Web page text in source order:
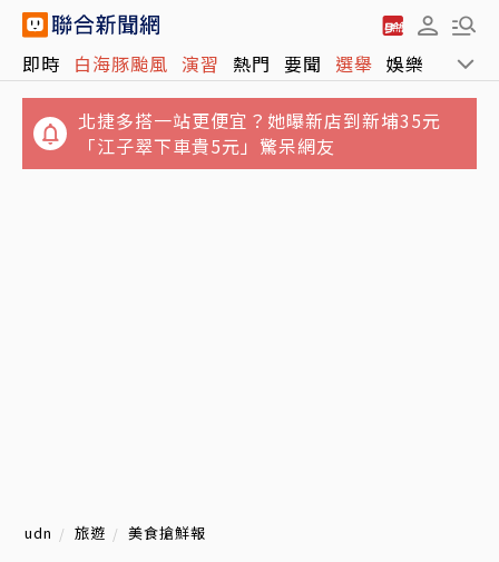
即時 白海豚颱風 演習 熱門 要聞 選舉 娛樂 運動
北捷多搭一站更便宜？她曝新店到新埔35元
「江子翠下車貴5元」驚呆網友
udn 旅遊 美食搶鮮報